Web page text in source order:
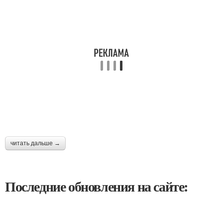
читать дальше →
Последние обновления на сайте: